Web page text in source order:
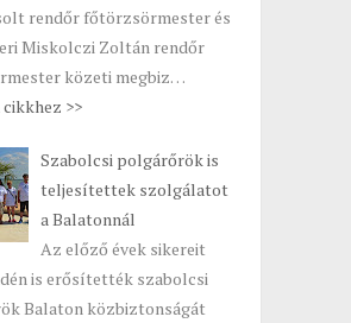
rendőr főtörzsörmester és
Miskolczi Zoltán rendőr
közeti megbiz…
>>
Szabolcsi polgárőrök is
teljesítettek szolgálatot
a Balatonnál
Az előző évek sikereit
is erősítették szabolcsi
Balaton közbiztonságát